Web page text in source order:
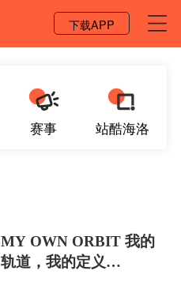
下载APP
赛事 站酷海洛
MY OWN ORBIT 我的
轨道，我的定义